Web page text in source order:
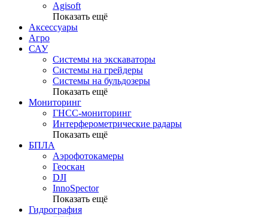
Agisoft
Показать ещё
Аксессуары
Агро
САУ
Системы на экскаваторы
Системы на грейдеры
Системы на бульдозеры
Показать ещё
Мониторинг
ГНСС-мониторинг
Интерферометрические радары
Показать ещё
БПЛА
Аэрофотокамеры
Геоскан
DJI
InnoSpector
Показать ещё
Гидрография